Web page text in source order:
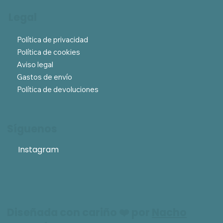
Instagram
Política de privacidad
Política de cookies
Aviso legal
Gastos de envío
Política de devoluciones